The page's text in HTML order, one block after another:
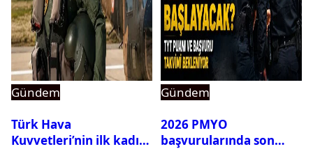
Gündem
Türk Hava
Kuvvetleri’nin ilk kadın
Gündem
2026 PMYO
başvurularında son